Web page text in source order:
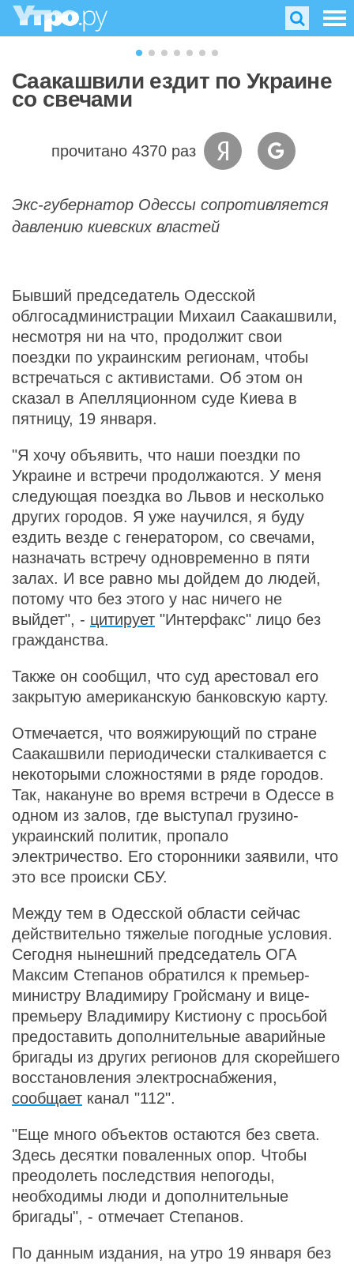
Саакашвили ездит по Украине
со свечами
прочитано 4370 раз
Экс-губернатор Одессы сопротивляется
давлению киевских властей
Бывший председатель Одесской
облгосадминистрации Михаил Саакашвили,
несмотря ни на что, продолжит свои
поездки по украинским регионам, чтобы
встречаться с активистами. Об этом он
сказал в Апелляционном суде Киева в
пятницу, 19 января.
"Я хочу объявить, что наши поездки по
Украине и встречи продолжаются. У меня
следующая поездка во Львов и несколько
других городов. Я уже научился, я буду
ездить везде с генератором, со свечами,
назначать встречу одновременно в пяти
залах. И все равно мы дойдем до людей,
потому что без этого у нас ничего не
выйдет", - цитирует "Интерфакс" лицо без
гражданства.
Также он сообщил, что суд арестовал его
закрытую американскую банковскую карту.
Отмечается, что вояжирующий по стране
Саакашвили периодически сталкивается с
некоторыми сложностями в ряде городов.
Так, накануне во время встречи в Одессе в
одном из залов, где выступал грузино-
украинский политик, пропало
электричество. Его сторонники заявили, что
это все происки СБУ.
Между тем в Одесской области сейчас
действительно тяжелые погодные условия.
Сегодня нынешний председатель ОГА
Максим Степанов обратился к премьер-
министру Владимиру Гройсману и вице-
премьеру Владимиру Кистиону с просьбой
предоставить дополнительные аварийные
бригады из других регионов для скорейшего
восстановления электроснабжения,
сообщает канал "112".
"Еще много объектов остаются без света.
Здесь десятки поваленных опор. Чтобы
преодолеть последствия непогоды,
необходимы люди и дополнительные
бригады", - отмечает Степанов.
По данным издания, на утро 19 января без